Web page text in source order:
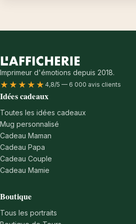
Imprimeur d'émotions depuis 2018.
★★★★★ 4,8/5 — 6 000 avis clients
Idées cadeaux
Toutes les idées cadeaux
Mug personnalisé
Cadeau Maman
Cadeau Papa
Cadeau Couple
Cadeau Mamie
Boutique
Tous les portraits